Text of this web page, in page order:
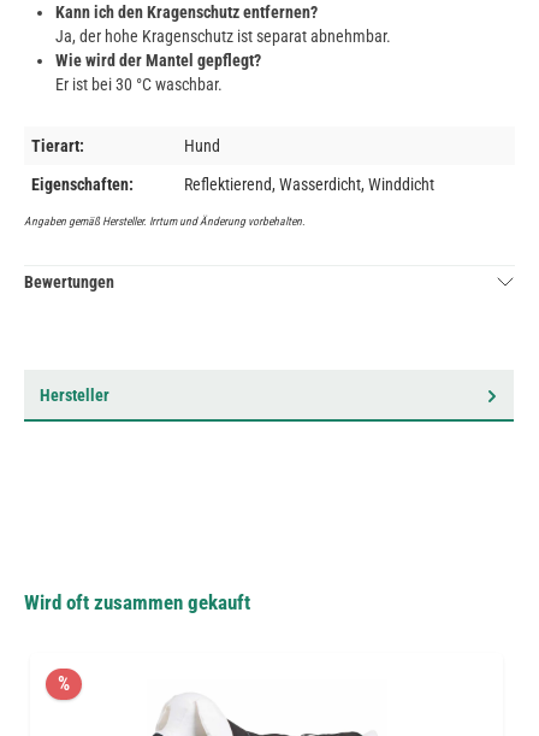
Kann ich den Kragenschutz entfernen?
Ja, der hohe Kragenschutz ist separat abnehmbar.
Wie wird der Mantel gepflegt?
Er ist bei 30 °C waschbar.
Tierart:
Hund
Eigenschaften:
Reflektierend, Wasserdicht, Winddicht
Angaben gemäß Hersteller. Irrtum und Änderung vorbehalten.
Bewertungen
Hersteller
Wird oft zusammen gekauft
%